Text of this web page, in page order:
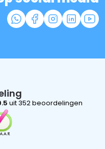
uit 352 beoordelingen